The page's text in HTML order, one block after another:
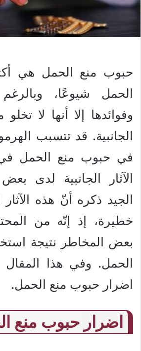
حبوب منع الحمل هي
الحمل شيوعًا،
وفوائدها إلا أنها لا
الجانبية. قد تتسبب
في حبوب منع الحمل
الآثار الجانبية لدى
الجيد ذكره أنّ هذه
خطيرة، إذ إنّه من
بعض المخاطر نتيجة
الحمل. وفي هذا
اضرار حبوب منع الحمل.
اضرار حبوب منع